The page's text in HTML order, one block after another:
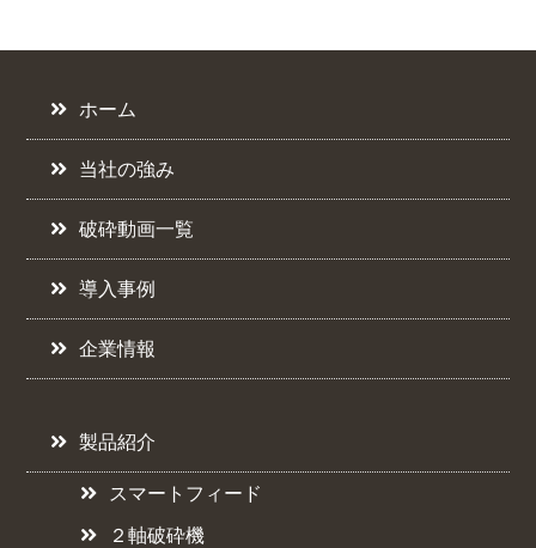
ホーム
当社の強み
破砕動画一覧
導入事例
企業情報
製品紹介
スマートフィード
２軸破砕機